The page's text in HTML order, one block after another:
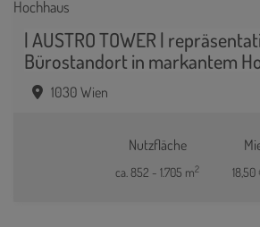
| AUSTRO TOWER |
Bürostandort in markantem
1030 Wien
Nutzfläche
ca. 852 - 1.705 m2